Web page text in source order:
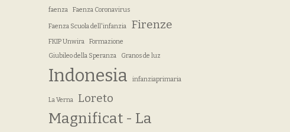
faenza Faenza Coronavirus
Faenza Scuola dell'infanzia Firenze
FKIP Unwira
Formazione
Giubileo della Speranza
Granos de luz
Indonesia infanziaprimaria
La Verna Loreto
Magnificat - La